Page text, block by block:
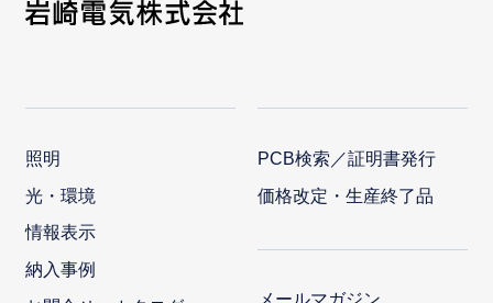
照明
光・環境
情報表示
納入事例
PCB検索／証明書発行
価格改定・生産終了品